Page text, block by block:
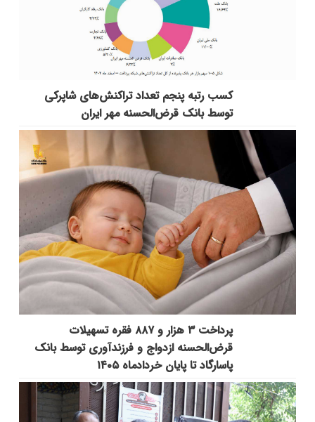
کسب رتبه پنجم تعداد تراکنش‌های شاپرکی
توسط بانک قرض‌الحسنه مهر ایران
پرداخت ۳ هزار و ۸۸۷ فقره تسهیلات
قرض‌الحسنه ازدواج و فرزندآوری توسط بانک
پاسارگاد تا پایان خردادماه ۱۴۰۵